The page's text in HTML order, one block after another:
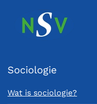
Sociologie
Wat is sociologie?